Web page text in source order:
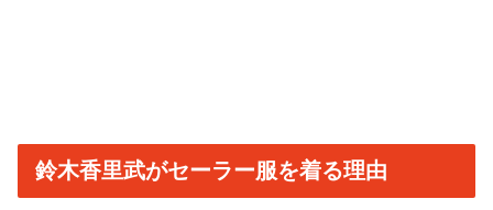
鈴木香里武がセーラー服を着る理由